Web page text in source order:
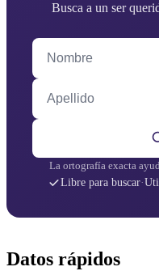
Busca a un ser
Nombre
Apellido
La ortografía exacta
Libre para buscar·
Datos rápidos